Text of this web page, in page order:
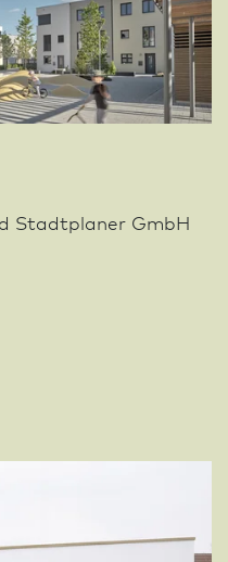
Stadt­planer GmbH